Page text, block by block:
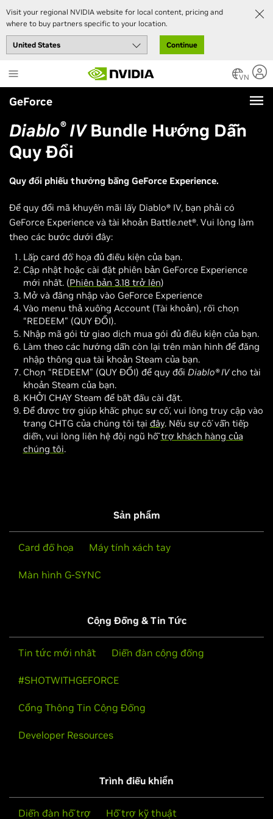
Visit your regional NVIDIA website for local content, pricing and
where to buy partners specific to your location.
Continue
to
main
content
VN
GeForce
Diablo®IVBundle Hướng Dẫn
Quy Đổi
Quy đổi phiếu thưởng bằng GeForce Experience.
Để quy đổi mã khuyến mãi lấy Diablo® IV, bạn phải có
GeForce Experience và tài khoản Battle.net®. Vui lòng làm
theo các bước dưới đây:
Lắp card đồ họa đủ điều kiện của bạn.
Cập nhật hoặc cài đặt phiên bản GeForce Experience
mới nhất. (Phiên bản 3.18 trở lên)
Mở và đăng nhập vào GeForce Experience
Vào menu thả xuống Account (Tài khoản), rồi chọn
“REDEEM” (QUY ĐỔI).
Nhập mã gói từ giao dịch mua gói đủ điều kiện của bạn.
Làm theo các hướng dẫn còn lại trên màn hình để đăng
nhập thông qua tài khoản Steam của bạn.
Chọn “REDEEM” (QUY ĐỔI) để quy đổi Diablo® IVcho tài
khoản Steam của bạn.
KHỞI CHẠY Steam để bắt đầu cài đặt.
Để được trợ giúp khắc phục sự cố, vui lòng truy cập vào
trang CHTG của chúng tôi tại đây. Nếu sự cố vẫn tiếp
diễn, vui lòng liên hệ đội ngũ hỗtrợ khách hàng của
chúng tôi.
Sản phẩm
Card đồ họa Máy tính xách tay
Màn hình G-SYNC
Cộng Đồng & Tin Tức
Tin tức mới nhất Diễn đàn cộng đồng
#SHOTWITHGEFORCE
Cổng Thông Tin Cộng Đồng
Developer Resources
Trình điều khiển
Diễn đàn hỗ trợ Hỗ trợ kỹ thuật